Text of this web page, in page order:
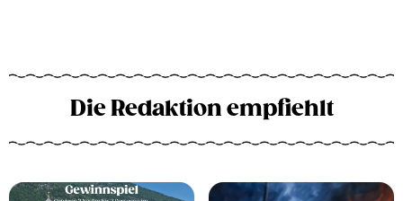
Die Redaktion empfiehlt